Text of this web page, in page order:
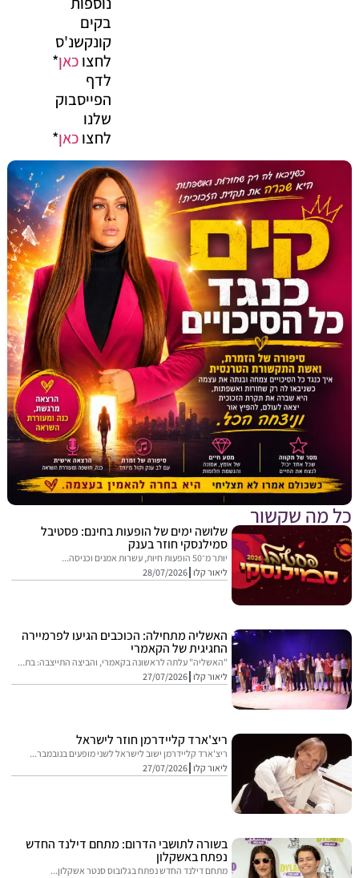
קונקשנ'ס
לחצוכאן*
הפייסבוק
לחצוכאן*
שקשור
שלושה ימים של הופעות בחינם: פסטיבל
סמילנסקי חוזר בענק
יותר מ־50 הופעות חיות, עשרות אמנים וכניסה...
ליאור קלו 28/07/2026
האשליה מתחילה: הכוכבים הגיעו לפרמיירה
החגיגית של הקאמרי
"האשליה" עלתה לראשונה בקאמרי, והביצה התייצבה: בת...
ליאור קלו 27/07/2026
ריצ'ארד קליידרמן חוזר לישראל
ריצ'ארד קליידרמן ישוב לישראל לשני מופעים בנובמבר...
ליאור קלו 27/07/2026
בשורה לתושבי הדרום: מתחם דילנד החדש
נפתח באשקלון
מתחם דילנד החדש נפתח בגלובוס סנטר אשקלון...